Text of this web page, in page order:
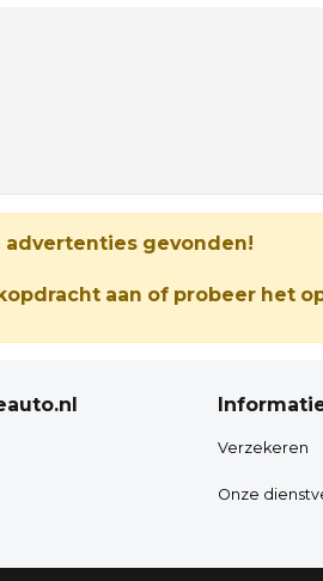
advertenties gevonden!
aan of probeer het
Verzekeren
Onze